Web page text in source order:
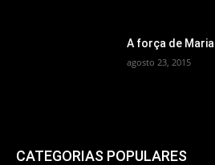
A força de Maria
agosto 23, 2015
CATEGORIAS POPULARES